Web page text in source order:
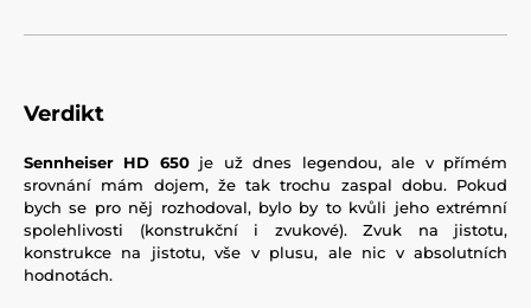
Verdikt
Sennheiser HD 650je už dnes legendou, ale v přímém
srovnání mám dojem, že tak trochu zaspal dobu. Pokud
bych se pro něj rozhodoval, bylo by to kvůli jeho extrémní
spolehlivosti (konstrukční i zvukové). Zvuk na jistotu,
konstrukce na jistotu, vše v plusu, ale nic v absolutních
hodnotách.